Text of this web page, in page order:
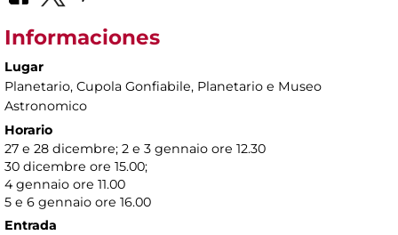
Informaciones
Lugar
Planetario, Cupola Gonfiabile, Planetario e Museo
Astronomico
Horario
27 e 28 dicembre; 2 e 3 gennaio ore 12.30
30 dicembre ore 15.00;
4 gennaio ore 11.00
5 e 6 gennaio ore 16.00
Entrada